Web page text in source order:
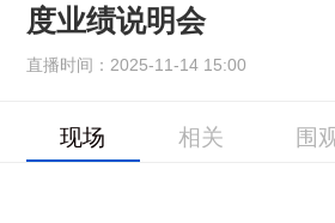
度业绩说明会
直播时间：2025-11-14 15:00
现场 相关 围